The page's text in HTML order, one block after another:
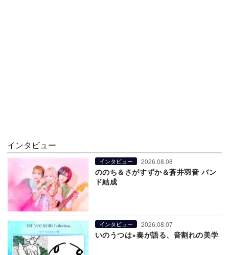
インタビュー
インタビュー 2026.08.08
ののち＆さがすずか＆蒼井羽音 バン
ド結成
インタビュー 2026.08.07
いのうつは×奏が語る、音割れの美学